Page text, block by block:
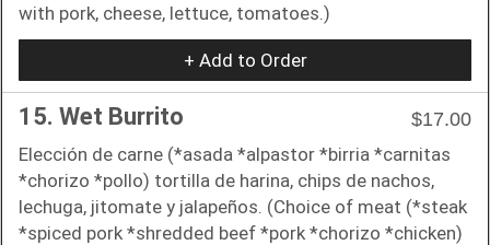
with pork, cheese, lettuce, tomatoes.)
+ Add to Order
15. Wet Burrito
$17.00
Elección de carne (*asada *alpastor *birria *carnitas
*chorizo *pollo) tortilla de harina, chips de nachos,
lechuga, jitomate y jalapeños. (Choice of meat (*steak
*spiced pork *shredded beef *pork *chorizo *chicken)